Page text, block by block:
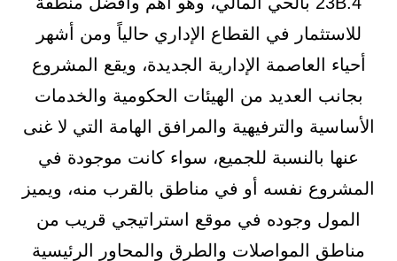
للاستثمار في القطاع الإداري حالياً ومن أشهر
أحياء العاصمة الإدارية الجديدة، ويقع المشروع
بجانب العديد من الهيئات الحكومية والخدمات
الأساسية والترفيهية والمرافق الهامة التي لا غنى
عنها بالنسبة للجميع، سواء كانت موجودة في
المشروع نفسه أو في مناطق بالقرب منه، ويميز
المول وجوده في موقع استراتيجي قريب من
مناطق المواصلات والطرق والمحاور الرئيسية